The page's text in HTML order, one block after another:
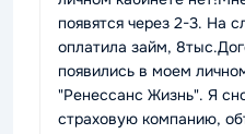
появятся через 2-3. На
оплатила займ,
появились в моем
"Ренессанс Жизнь". Я
страховую компанию,